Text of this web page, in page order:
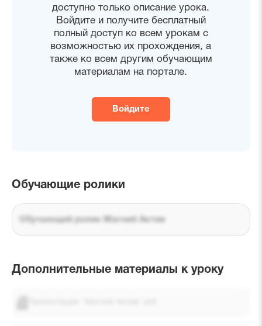
доступно только описание урока.
Войдите и получите бесплатный
полный доступ ко всем урокам с
возможностью их прохождения, а
также ко всем другим обучающим
материалам на портале.
Войдите
Обучающие ролики
Обучающий ролик Магний Актив
Дополнительные материалы к уроку